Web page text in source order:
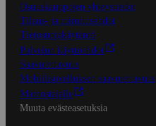
Osuuskauppojen yhteystiedot
Tilaus- ja toimitusehdot
Tietosuojakäytäntö
Palvelun käyttöehdot
Saavutettavuus
Mobiilisovelluksen saavutettavuus
Mainostajalle
Muuta evästeasetuksia